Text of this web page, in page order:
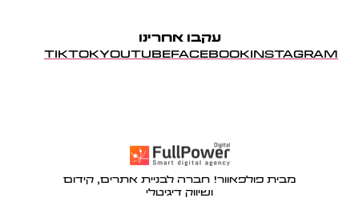
עקבו אחרינו
INSTAGRAM
FACEBOOK
YOUTUBE
TIKTOK
מבית פולפאוור! חברה לבניית אתרים, קידום
ושיווק דיגיטלי